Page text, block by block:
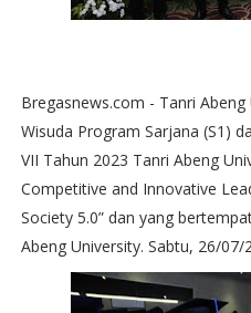
Bregasnews.com - Tanri
Wisuda Program Sarjana (S1)
VII Tahun 2023 Tanri Abeng
Competitive and Innovative
Society 5.0” dan yang
Abeng University. Sabtu, 26/07/